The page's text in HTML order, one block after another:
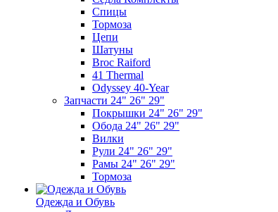
Спицы
Тормоза
Цепи
Шатуны
Broc Raiford
41 Thermal
Odyssey 40-Year
Запчасти 24" 26" 29"
Покрышки 24" 26" 29"
Обода 24" 26" 29"
Вилки
Рули 24" 26" 29"
Рамы 24" 26" 29"
Тормоза
Одежда и Обувь